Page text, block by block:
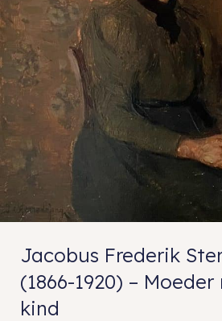
Jacobus Frederik
(1866-1920) –
kind